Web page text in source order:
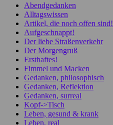
Abendgedanken
Alltagswissen
Artikel, die noch offen sind!
Aufgeschnappt!
Der liebe Straßenverkehr
Der Morgengruß
Ersthaftes!
Fimmel und Macken
Gedanken, philosophisch
Gedanken, Reflektion
Gedanken, surreal
Kopf->Tisch
Leben, gesund & krank
Leben, real